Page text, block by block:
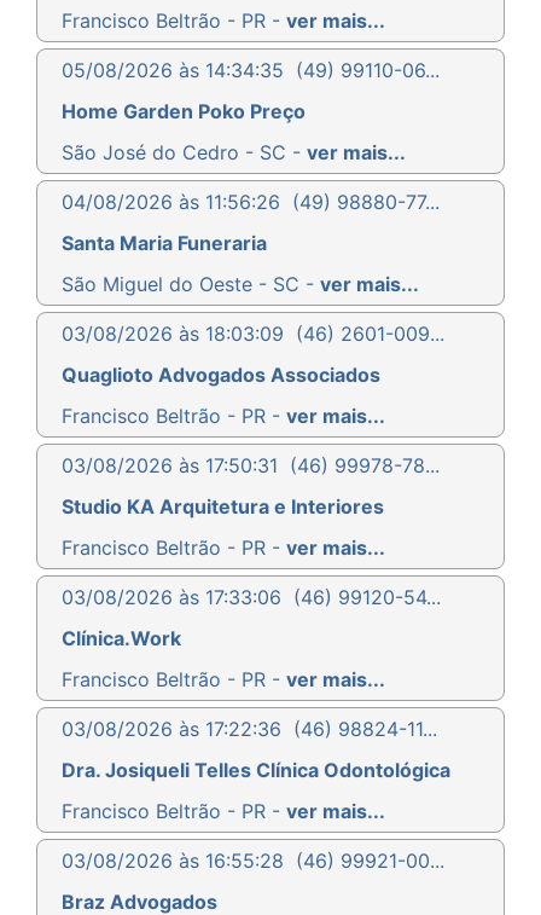
Francisco Beltrão - PR - ver mais...
05/08/2026 às 14:34:35 (49) 99110-06...
Home Garden Poko Preço
São José do Cedro - SC - ver mais...
04/08/2026 às 11:56:26 (49) 98880-77...
Santa Maria Funeraria
São Miguel do Oeste - SC - ver mais...
03/08/2026 às 18:03:09 (46) 2601-009...
Quaglioto Advogados Associados
Francisco Beltrão - PR - ver mais...
03/08/2026 às 17:50:31 (46) 99978-78...
Studio KA Arquitetura e Interiores
Francisco Beltrão - PR - ver mais...
03/08/2026 às 17:33:06 (46) 99120-54...
Clínica.Work
Francisco Beltrão - PR - ver mais...
03/08/2026 às 17:22:36 (46) 98824-11...
Dra. Josiqueli Telles Clínica Odontológica
Francisco Beltrão - PR - ver mais...
03/08/2026 às 16:55:28 (46) 99921-00...
Braz Advogados